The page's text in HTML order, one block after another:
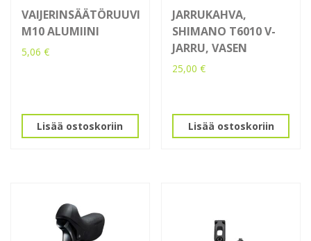
VAIJERINSÄÄTÖRUUVI
M10 ALUMIINI
5,06 €
Lisää ostoskoriin
JARRUKAHVA,
SHIMANO T6010 V-
JARRU, VASEN
25,00€
Lisää ostoskoriin